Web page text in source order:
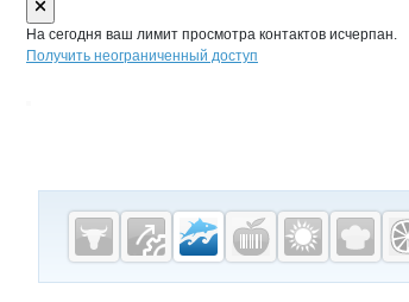
На сегодня ваш лимит просмотра контактов исчерпан.
Получить неограниченный доступ
Дополнительная информация
Cсылки на полезные проекты
Fishretail.ru —
рыба,